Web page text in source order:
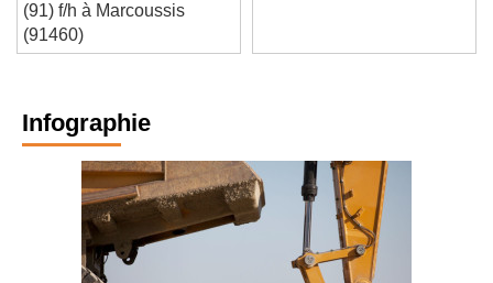
(91) f/h à Marcoussis
(91460)
Infographie